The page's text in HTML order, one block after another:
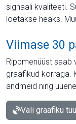
signaali kvaliteeti.
loetakse heaks.
Viimase 30
Rippmenüüst saab
graafikud korraga.
andmeid ning
Vali graafiku